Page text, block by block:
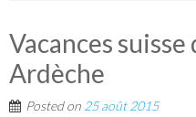
Vacances suisse
Ardèche
Posted on 25 août 2015